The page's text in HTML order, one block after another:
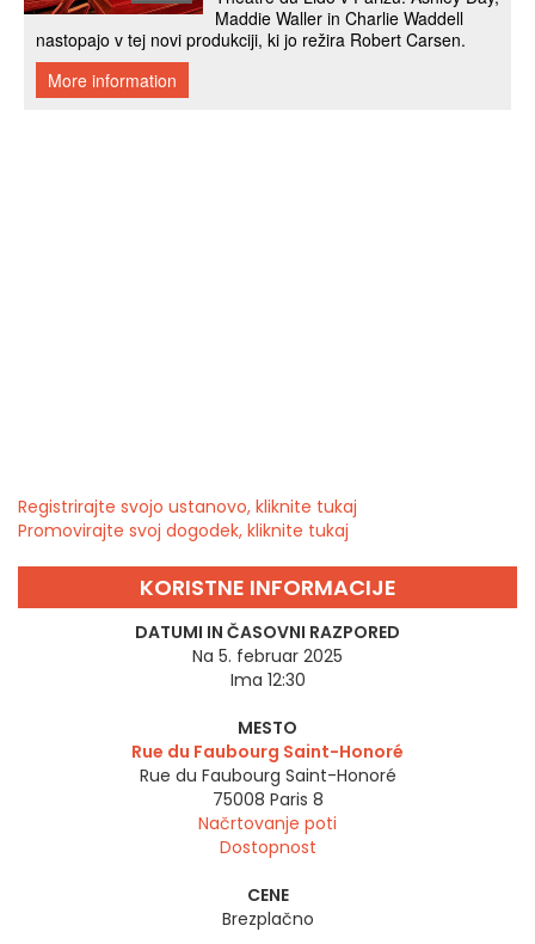
Registrirajte svojo ustanovo, kliknite tukaj
Promovirajte svoj dogodek, kliknite tukaj
KORISTNE INFORMACIJE
DATUMI IN ČASOVNI RAZPORED
Na 5. februar 2025
Ima 12:30
MESTO
Rue du Faubourg Saint-Honoré
Rue du Faubourg Saint-Honoré
75008 Paris 8
Načrtovanje poti
Dostopnost
CENE
Brezplačno